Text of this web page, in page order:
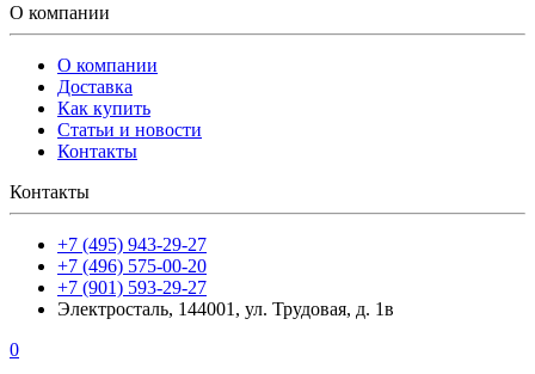
О компании
О компании
Доставка
Как купить
Статьи и новости
Контакты
Контакты
+7 (495) 943-29-27
+7 (496) 575-00-20
+7 (901) 593-29-27
Электросталь, 144001, ул. Трудовая, д. 1в
0